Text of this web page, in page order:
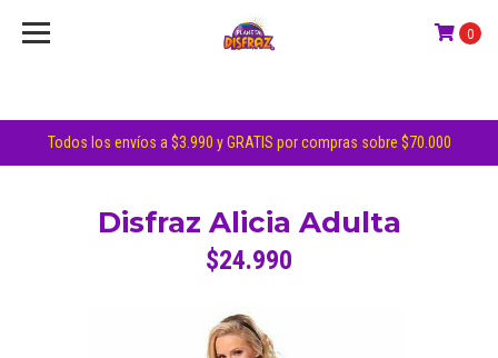
Todos los envíos a $3.990 y GRATIS por compras sobre $70.000
0
Disfraz Alicia Adulta
$24.990